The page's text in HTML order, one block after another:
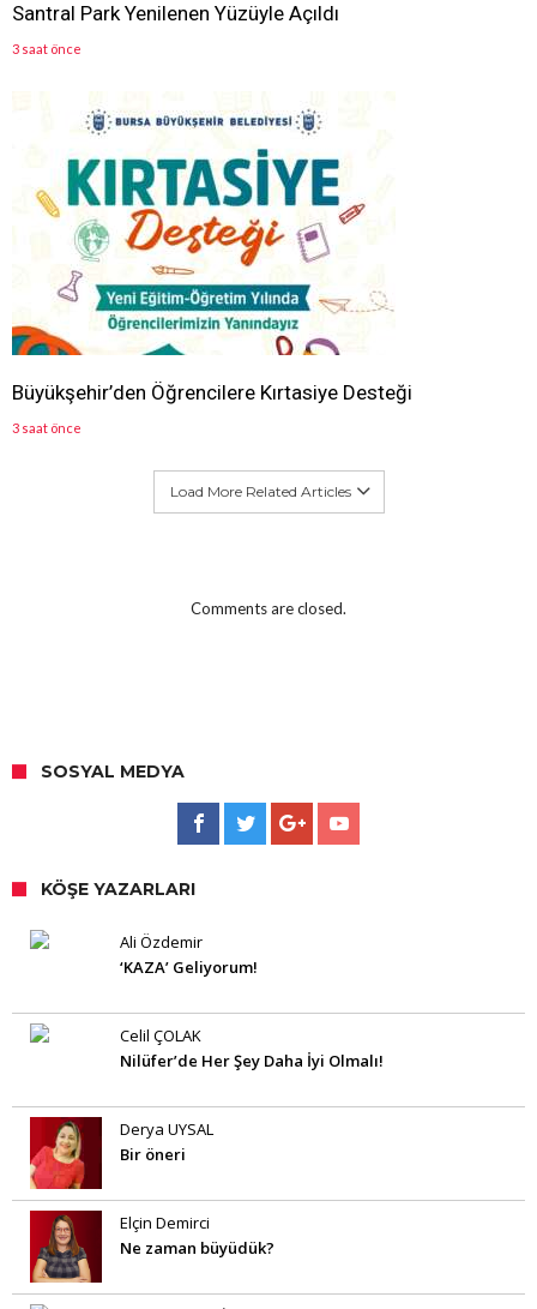
Santral Park Yenilenen Yüzüyle Açıldı
3 saat önce
Büyükşehir’den Öğrencilere Kırtasiye Desteği
3 saat önce
Load More Related Articles
Comments are closed.
SOSYAL MEDYA
KÖŞE YAZARLARI
Ali Özdemir
‘KAZA’ Geliyorum!
Celil ÇOLAK
Nilüfer’de Her Şey Daha İyi Olmalı!
Derya UYSAL
Bir öneri
Elçin Demirci
Ne zaman büyüdük?